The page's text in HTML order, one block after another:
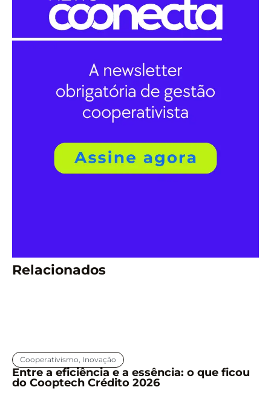
Relacionados
Cooperativismo Inovação
Entre a eficiência e a essência: o que ficou
do Cooptech Crédito 2026